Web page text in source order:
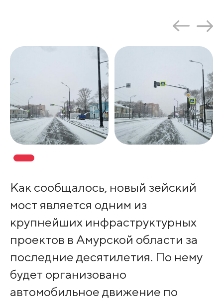
Как сообщалось, новый зейский
мост является одним из
крупнейших инфраструктурных
проектов в Амурской области за
последние десятилетия. По нему
будет организовано
автомобильное движение по